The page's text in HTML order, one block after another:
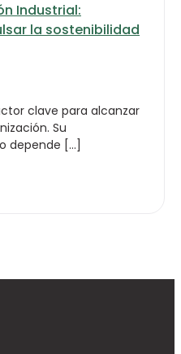
Industrial:
la sostenibilidad
clave para alcanzar
Su
depende […]